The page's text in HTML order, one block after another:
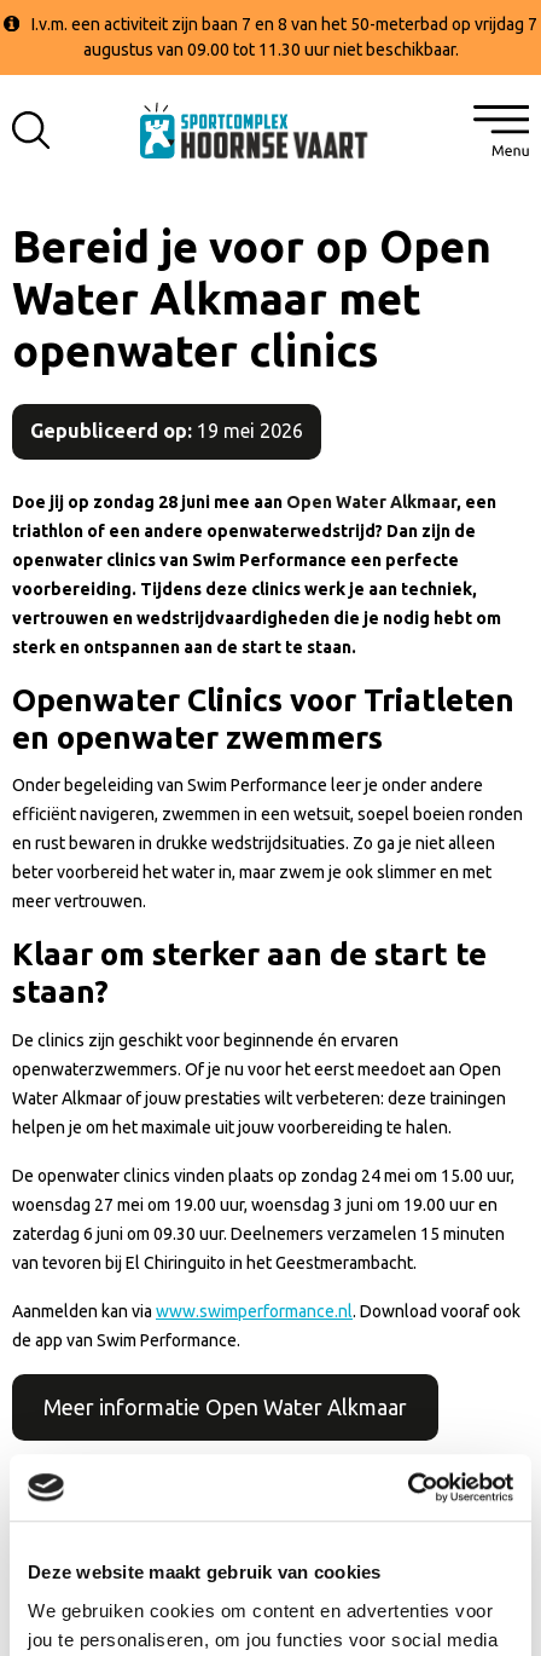
Deze website maakt gebruik van cookies
We gebruiken cookies om content en advertenties voor
jou te personaliseren, om jou functies voor social media
I.v.m. een activiteit zijn baan 7 en 8 van het 50-meterbad op vrijdag 7
augustus van 09.00 tot 11.30 uur niet beschikbaar.
Bereid je voor op Open
Water Alkmaar met
openwater clinics
Gepubliceerd op: 19 mei 2026
Doe jij op zondag 28 juni mee aan Open Water Alkmaar, een
triathlon of een andere openwaterwedstrijd? Dan zijn de
openwater clinics van Swim Performance een perfecte
voorbereiding. Tijdens deze clinics werk je aan techniek,
vertrouwen en wedstrijdvaardigheden die je nodig hebt om
sterk en ontspannen aan de start te staan.
Openwater Clinics voor Triatleten
en openwater zwemmers
Onder begeleiding van Swim Performance leer je onder andere
efficiënt navigeren, zwemmen in een wetsuit, soepel boeien ronden
en rust bewaren in drukke wedstrijdsituaties. Zo ga je niet alleen
beter voorbereid het water in, maar zwem je ook slimmer en met
meer vertrouwen.
Klaar om sterker aan de start te
staan?
De clinics zijn geschikt voor beginnende én ervaren
openwaterzwemmers. Of je nu voor het eerst meedoet aan Open
Water Alkmaar of jouw prestaties wilt verbeteren: deze trainingen
helpen je om het maximale uit jouw voorbereiding te halen.
De openwater clinics vinden plaats op zondag 24 mei om 15.00 uur,
woensdag 27 mei om 19.00 uur, woensdag 3 juni om 19.00 uur en
zaterdag 6 juni om 09.30 uur. Deelnemers verzamelen 15 minuten
van tevoren bij El Chiringuito in het Geestmerambacht.
Aanmelden kan via www.swimperformance.nl. Download vooraf ook
de app van Swim Performance.
Meer informatie Open Water Alkmaar